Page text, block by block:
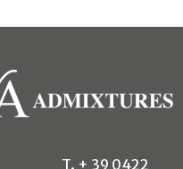
T. + 39 0422